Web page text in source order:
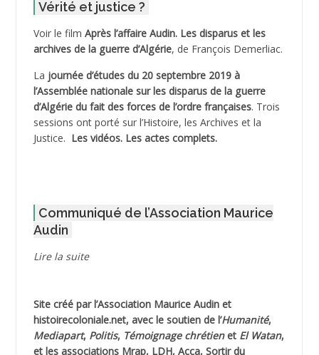
ADELIOUAT Vve AIT SAADA
ADJANI Khaled
ADJAOUT
ADNI Mohamed Akli
ADOUL Arab *
AGOULMINE
AHLOUCHE Mabrouk *
AIBLIED Ahmed
Vérité et justice ?
Voir le film Après l’affaire Audin. Les disparus et les
archives de la guerre d’Algérie, de François Demerliac.
La journée d’études du 20 septembre 2019 à
l’Assemblée nationale sur les disparus de la guerre
d’Algérie du fait des forces de l’ordre françaises. Trois
sessions ont porté sur l’Histoire, les Archives et la
Justice. Les vidéos. Les actes complets.
Communiqué de l’Association Maurice
Audin
Lire la suite
Site créé par l’Association Maurice Audinet
histoirecoloniale.net, avec le soutien de l’Humanité,
Mediapart, Politis, Témoignage chrétienet El Watan,
et les associations Mrap, LDH, Acca, Sortir du